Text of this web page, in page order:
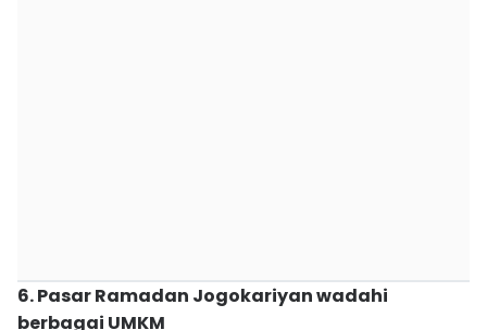
6. Pasar Ramadan Jogokariyan wadahi
berbagai UMKM